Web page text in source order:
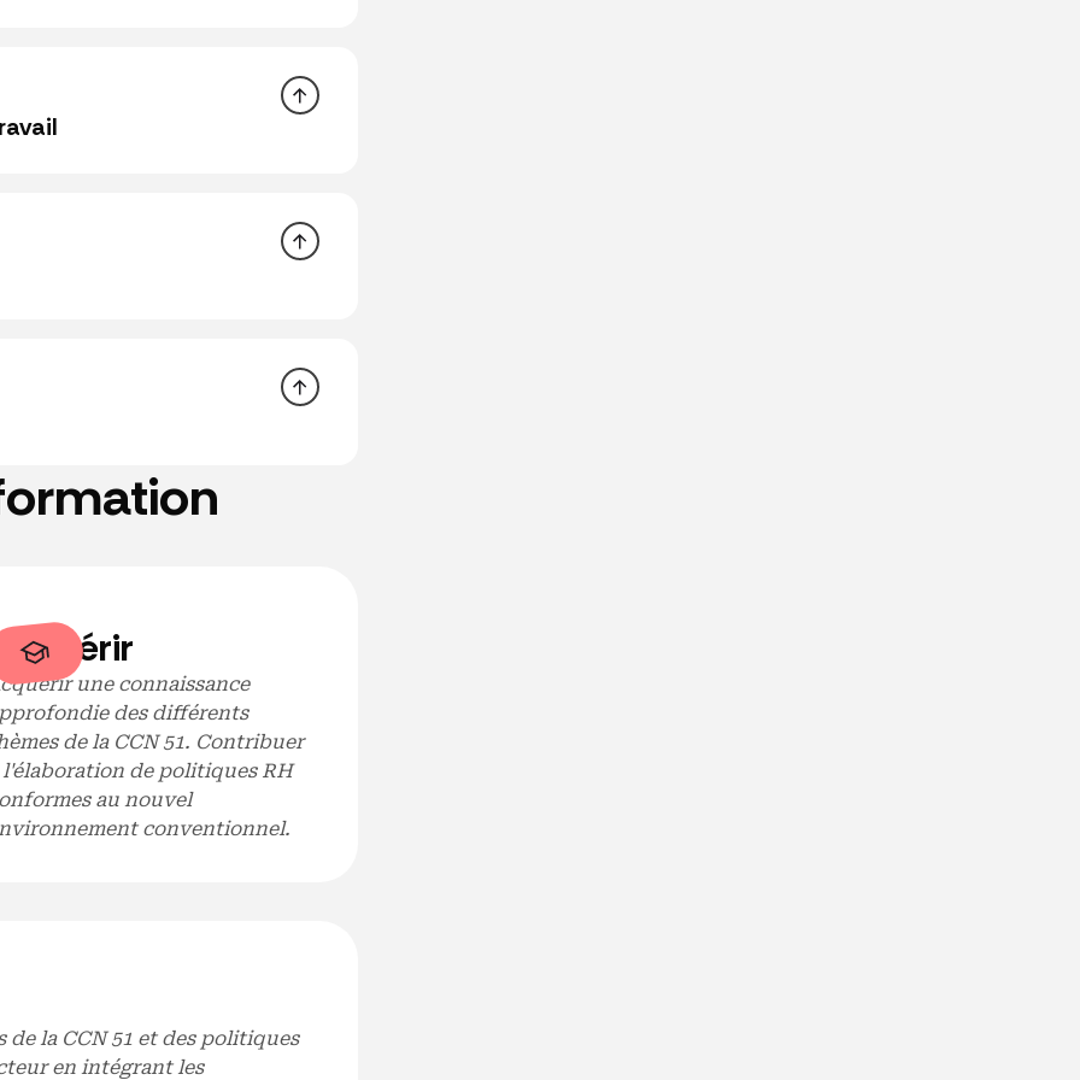
d’entreprise
une connaissance
des différents
de la CCN 51. Contribuer
l'élaboration de politiques RH
au nouvel
conventionnel.
la CCN 51 et des politiques
en intégrant les